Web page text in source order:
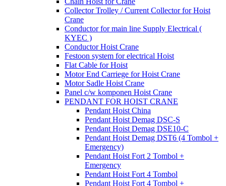
Collector Trolley / Current Collector for Hoist
Crane
Conductor for main line Supply Electrical (
KYEC )
Conductor Hoist Crane
Festoon system for electrical Hoist
Flat Cable for Hoist
Motor End Carriege for Hoist Crane
Motor Sadle Hoist Crane
Panel c/w komponen Hoist Crane
PENDANT FOR HOIST CRANE
Pendant Hoist China
Pendant Hoist Demag DSC-S
Pendant Hoist Demag DSE10-C
Pendant Hoist Demag DST6 (4 Tombol +
Emergency)
Pendant Hoist Fort 2 Tombol +
Emergency
Pendant Hoist Fort 4 Tombol
Pendant Hoist Fort 4 Tombol +